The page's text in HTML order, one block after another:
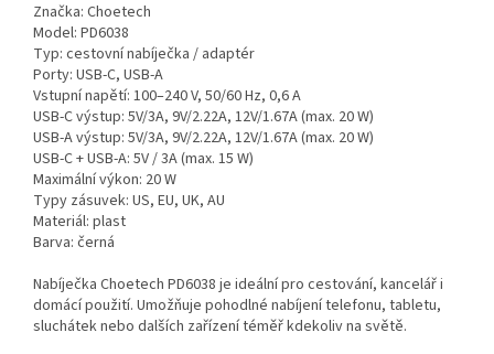
Značka: Choetech
Model: PD6038
Typ: cestovní nabíječka / adaptér
Porty: USB-C, USB-A
Vstupní napětí: 100–240 V, 50/60 Hz, 0,6 A
USB-C výstup: 5V/3A, 9V/2.22A, 12V/1.67A (max. 20 W)
USB-A výstup: 5V/3A, 9V/2.22A, 12V/1.67A (max. 20 W)
USB-C + USB-A: 5V / 3A (max. 15 W)
Maximální výkon: 20 W
Typy zásuvek: US, EU, UK, AU
Materiál: plast
Barva: černá
Nabíječka Choetech PD6038 je ideální pro cestování, kancelář i
domácí použití. Umožňuje pohodlné nabíjení telefonu, tabletu,
sluchátek nebo dalších zařízení téměř kdekoliv na světě.